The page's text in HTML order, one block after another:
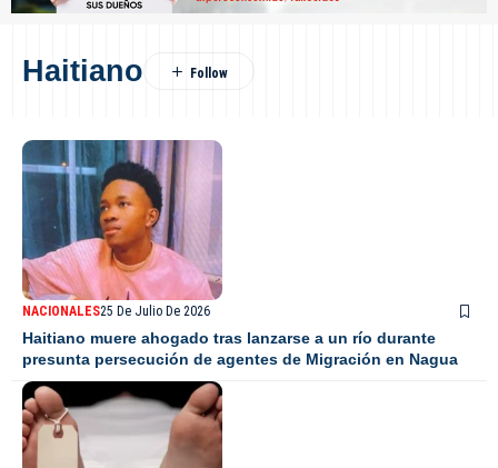
Haitiano
NACIONALES25 De Julio De 2026
Haitiano muere ahogado tras lanzarse a un río durante
presunta persecución de agentes de Migración en Nagua